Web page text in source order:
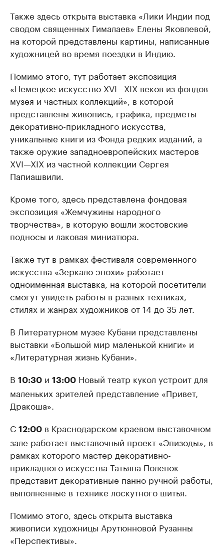
Также здесь открыта выставка «Лики Индии под
сводом священных Гималаев» Елены Яковлевой,
на которой представлены картины, написанные
художницей во время поездки в Индию.
Помимо этого, тут работает экспозиция
«Немецкое искусство XVI—XIX веков из фондов
музея и частных коллекций», в которой
представлены живопись, графика, предметы
декоративно-прикладного искусства,
уникальные книги из Фонда редких изданий, а
также оружие западноевропейских мастеров
XVI—XIX из частной коллекции Сергея
Папиашвили.
Кроме того, здесь представлена фондовая
экспозиция «Жемчужины народного
творчества», в которую вошли жостовские
подносы и лаковая миниатюра.
Также тут в рамках фестиваля современного
искусства «Зеркало эпохи» работает
одноименная выставка, на которой посетители
смогут увидеть работы в разных техниках,
стилях и жанрах художников от 14 до 35 лет.
В Литературном музее Кубани представлены
выставки «Большой мир маленькой книги» и
«Литературная жизнь Кубани».
В 10:30 и 13:00 Новый театр кукол устроит для
маленьких зрителей представление «Привет,
Дракоша».
С 12:00 в Краснодарском краевом выставочном
зале работает выставочный проект «Эпизоды», в
рамках которого мастер декоративно-
прикладного искусства Татьяна Поленок
представит декоративные панно ручной работы,
выполненные в технике лоскутного шитья.
Помимо этого, здесь открыта выставка
живописи художницы Арутюнновой Рузанны
«Перспективы».